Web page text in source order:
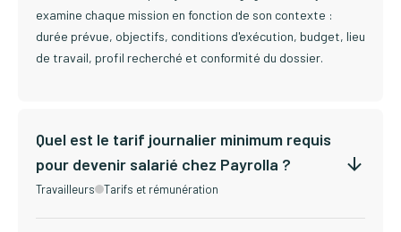
examine chaque mission en fonction de son contexte :
durée prévue, objectifs, conditions d'exécution, budget, lieu
de travail, profil recherché et conformité du dossier.
Quel est le tarif journalier minimum requis
pour devenir salarié chez Payrolla ?
Travailleurs Tarifs et rémunération